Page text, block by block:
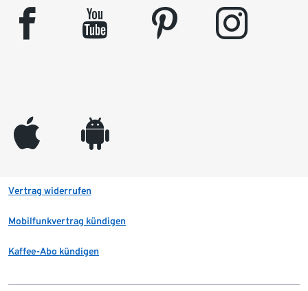
facebook youtube pinterest instagram
appleinc android
Vertrag widerrufen
Mobilfunkvertrag kündigen
Kaffee-Abo kündigen